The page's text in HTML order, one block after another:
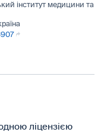
інститут медицини та
ліцензією